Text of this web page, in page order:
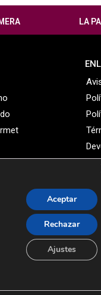
LA
Aceptar
Rechazar
Ajustes